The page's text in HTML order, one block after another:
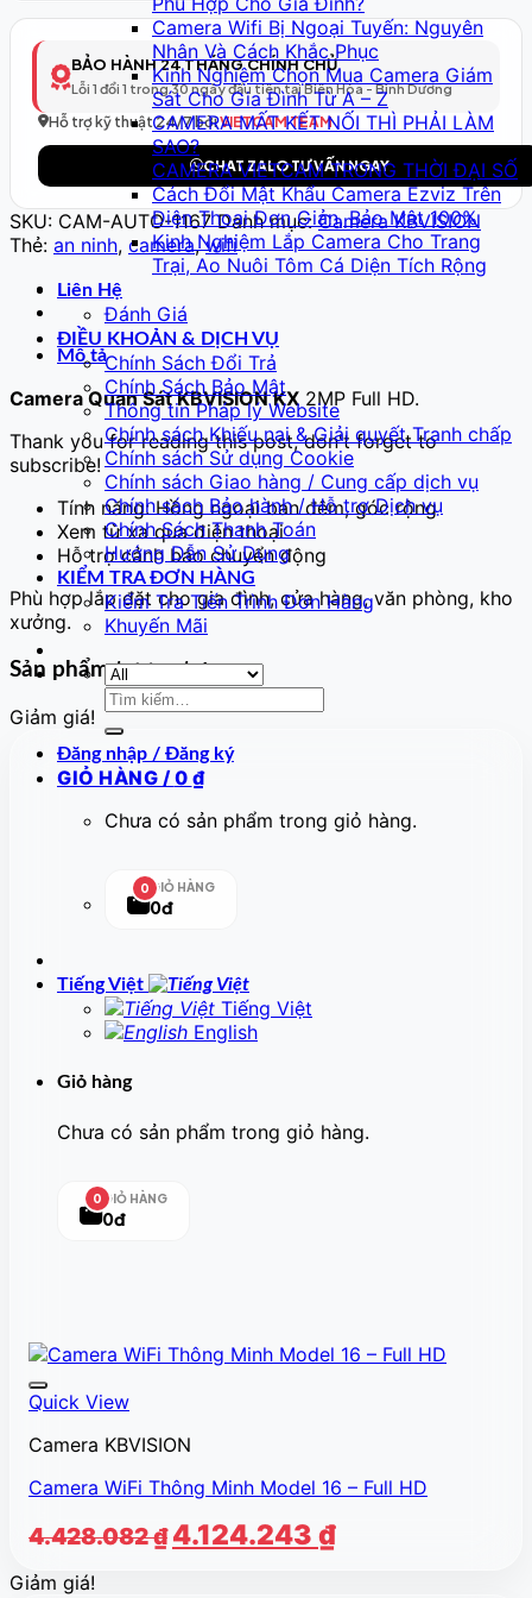
Camera Wifi Bị Ngoại Tuyến: Nguyên
Nhân Và Cách Khắc Phục
Kinh Nghiệm Chọn Mua Camera Giám
Sát Cho Gia Đình Từ A – Z
CAMERA MẤT KẾT NỐI THÌ PHẢI LÀM
SAO?
CAMERA VIETCAM TRONG THỜI ĐẠI SỐ
Cách Đổi Mật Khẩu Camera Ezviz Trên
Điện Thoại Đơn Giản, Bảo Mật 100%
Kinh Nghiệm Lắp Camera Cho Trang
Trại, Ao Nuôi Tôm Cá Diện Tích Rộng
Liên Hệ
Đánh Giá
ĐIỀU KHOẢN & DỊCH VỤ
Chính Sách Đổi Trả
Chính Sách Bảo Mật
Thông tin Pháp lý Website
Chính sách Khiếu nại & Giải quyết Tranh chấp
Chính sách Sử dụng Cookie
Chính sách Giao hàng / Cung cấp dịch vụ
Chính sách Bảo hành / Hỗ trợ Dịch vụ
Chính Sách Thanh Toán
Hướng Dẫn Sử Dụng
KIỂM TRA ĐƠN HÀNG
Kiểm Tra Tiến Trình Đơn Hàng
Khuyến Mãi
Tìm
Đăng nhập / Đăng ký
GIỎ HÀNG / 0 ₫
Chưa có sản phẩm trong giỏ hàng.
0 GIỎ HÀNG
0đ
Tiếng Việt
Tiếng Việt
English
Giỏ hàng
Chưa có sản phẩm trong giỏ hàng.
0 GIỎ HÀNG
0đ
Thông
Model
168
–
Full
HD
số
BẢO HÀNH 24 THÁNG CHÍNH CHỦ
Lỗi 1 đổi 1 trong 30 ngày đầu tiên tại Biên Hòa - Bình Dương
Hỗ trợ kỹ thuật 24/7 bởiVIETCAM TEAM
CHAT ZALO TƯ VẤN NGAY
SKU: CAM-AUTO-1167 Danh mục:Camera KBVISION
Thẻ: an ninh, camera,wifi
Mô tả
Camera Quan Sát KBVISION KX 2MP Full HD.
Thank you for reading this post, don't forget to
subscribe!
Tính năng: Hồng ngoại ban đêm, góc rộng
Xem từ xa qua điện thoại
Hỗ trợ cảnh báo chuyển động
Phù hợp lắp đặt cho gia đình, cửa hàng, văn phòng, kho
xưởng.
Sản phẩm tương tự
Giảm giá!
Quick View
Camera KBVISION
Camera WiFi Thông Minh Model 16 – Full HD
4.428.082₫ Giá
4.124.243 ₫Giá
Giảm giá!